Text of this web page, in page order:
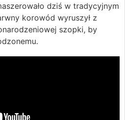
dziś w tradycyjnym
korowód wyruszył z
szopki, by